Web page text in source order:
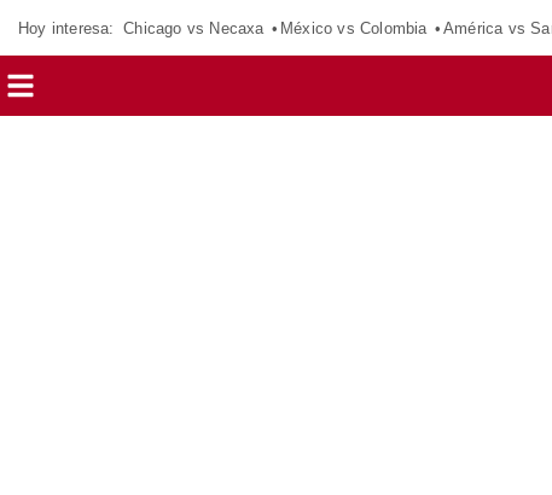
Hoy interesa: Chicago vs Necaxa México vs Colombia América vs